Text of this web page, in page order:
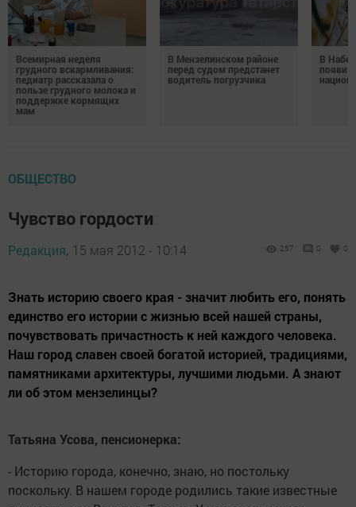
Всемирная неделя
грудного вскармливания:
педиатр рассказала о
пользе грудного молока и
поддержке кормящих
мам
В Мензелинском районе
перед судом предстанет
водитель погрузчика
В
ОБЩЕСТВО
Чувство гордости
Редакция, 15 мая 2012 - 10:14 257 0 0
Знать историю своего края - значит любить его, понять
единство его истории с жизнью всей нашей страны,
почувствовать причастность к ней каждого человека.
Наш город славен своей богатой историей, традициями,
памятниками архитектуры, лучшими людьми. А знают
ли об этом мензелинцы?
Татьяна Усова, пенсио­нерка:
- Историю города, конеч­но, знаю, но постольку
поскольку. В нашем го­роде родились такие из­вестные